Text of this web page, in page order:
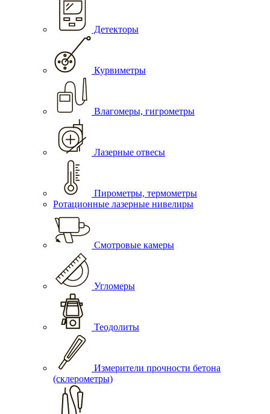
Детекторы
Курвиметры
Влагомеры, гигрометры
Лазерные отвесы
Пирометры, термометры
Ротационные лазерные нивелиры
Смотровые камеры
Угломеры
Теодолиты
Измерители прочности бетона
(склерометры)